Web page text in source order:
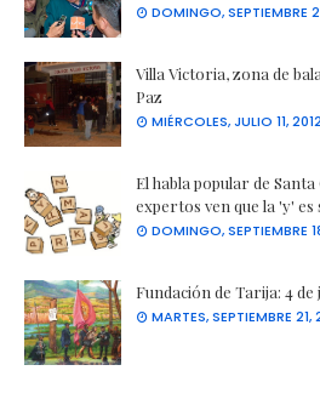
DOMINGO, SEPTIEMBRE
Villa Victoria, zona de
Paz
MIÉRCOLES, JULIO 11, 2012
El habla popular de
expertos ven que la 'y'
DOMINGO, SEPTIEMBRE
Fundación de Tarija: 4 de
MARTES, SEPTIEMBRE 21,